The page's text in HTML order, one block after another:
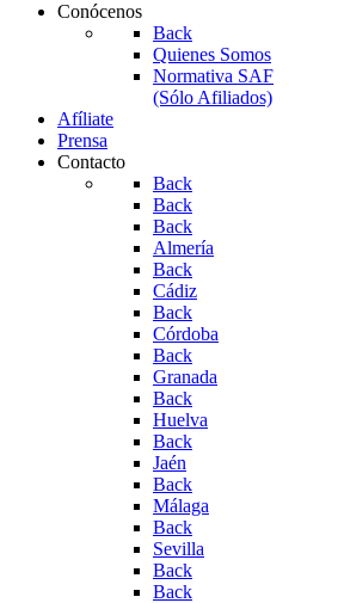
Conócenos
Back
Quienes Somos
Normativa SAF
(Sólo Afiliados)
Afíliate
Prensa
Contacto
Back
Back
Back
Almería
Back
Cádiz
Back
Córdoba
Back
Granada
Back
Huelva
Back
Jaén
Back
Málaga
Back
Sevilla
Back
Back